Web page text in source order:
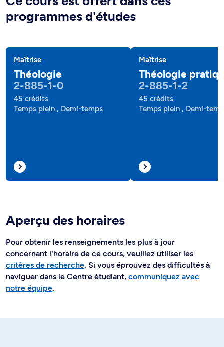
programmes d'études
Maîtrise
Théologie
2-885-1-0
45 crédits
Temps plein , Demi-temps
Maîtrise
Théologie
2-885-1-2
45 crédits
Temps plein , Demi-
Aperçu des horaires
Pour obtenir les renseignements les plus à jour
concernant l'horaire de ce cours, veuillez utiliser les
critères de recherche. Si vous éprouvez des difficultés à
naviguer dans le Centre étudiant, communiquez avec
notre équipe.